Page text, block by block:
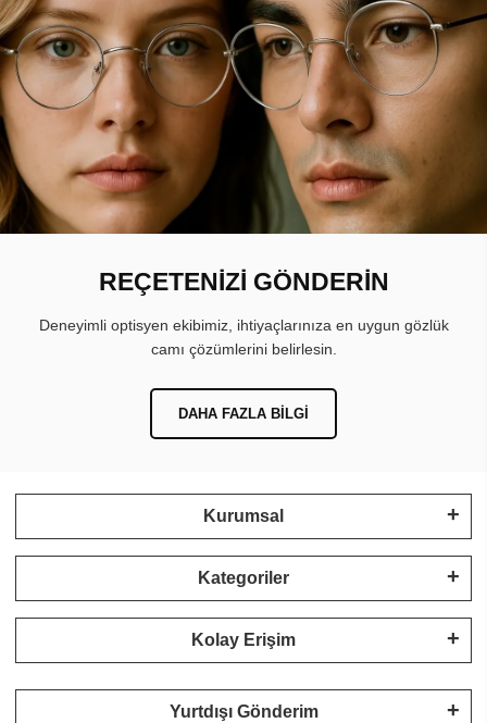
REÇETENİZİ GÖNDERİN
Deneyimli optisyen ekibimiz, ihtiyaçlarınıza en uygun gözlük
camı çözümlerini belirlesin.
DAHA FAZLA BILGI
Kurumsal
Kategoriler
Kolay Erişim
Yurtdışı Gönderim